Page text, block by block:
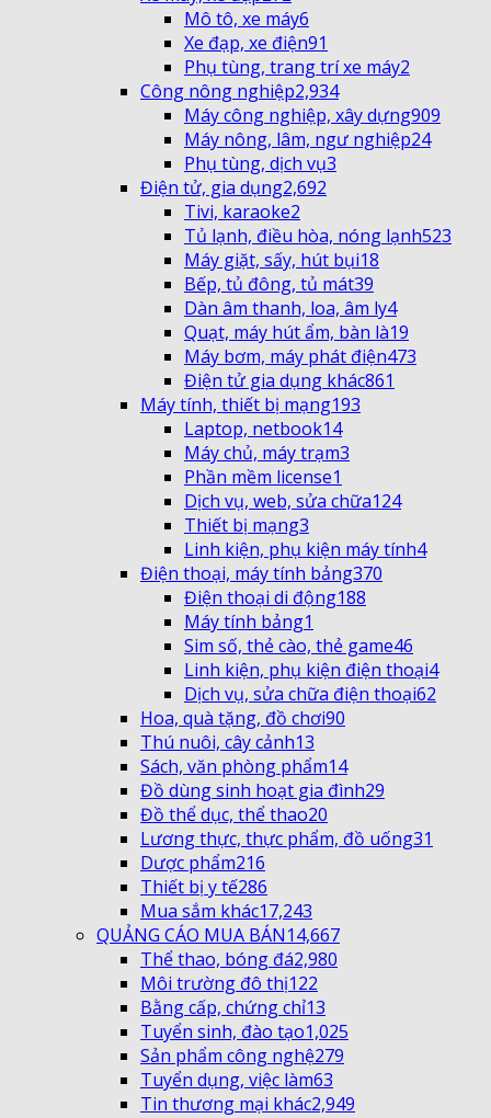
Mô tô, xe máy6
Xe đạp, xe điện91
Phụ tùng, trang trí xe máy2
Công nông nghiệp2,934
Máy công nghiệp, xây dựng909
Máy nông, lâm, ngư nghiệp24
Phụ tùng, dịch vụ3
Điện tử, gia dụng2,692
Tivi, karaoke2
Tủ lạnh, điều hòa, nóng lạnh523
Máy giặt, sấy, hút bụi18
Bếp, tủ đông, tủ mát39
Dàn âm thanh, loa, âm ly4
Quạt, máy hút ẩm, bàn là19
Máy bơm, máy phát điện473
Điện tử gia dụng khác861
Máy tính, thiết bị mạng193
Laptop, netbook14
Máy chủ, máy trạm3
Phần mềm license1
Dịch vụ, web, sửa chữa124
Thiết bị mạng3
Linh kiện, phụ kiện máy tính4
Điện thoại, máy tính bảng370
Điện thoại di động188
Máy tính bảng1
Sim số, thẻ cào, thẻ game46
Linh kiện, phụ kiện điện thoại4
Dịch vụ, sửa chữa điện thoại62
Hoa, quà tặng, đồ chơi90
Thú nuôi, cây cảnh13
Sách, văn phòng phẩm14
Đồ dùng sinh hoạt gia đình29
Đồ thể dục, thể thao20
Lương thực, thực phẩm, đồ uống31
Dược phẩm216
Thiết bị y tế286
Mua sắm khác17,243
QUẢNG CÁO MUA BÁN14,667
Thể thao, bóng đá2,980
Môi trường đô thị122
Bằng cấp, chứng chỉ13
Tuyển sinh, đào tạo1,025
Sản phẩm công nghệ279
Tuyển dụng, việc làm63
Tin thương mại khác2,949